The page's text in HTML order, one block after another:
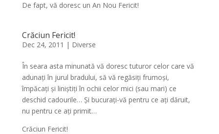
De fapt, vă doresc un An Nou Fericit!
Crăciun Fericit!
Dec 24, 2011 | Diverse
În seara asta minunată vă doresc tuturor celor care vă
adunați în jurul bradului, să vă regăsiți frumoși,
împăcați și liniștiți în ochii celor mici (sau mari) ce
deschid cadourile… Și bucurați-vă pentru ce ați dăruit,
nu pentru ce ați primit…
Crăciun Fericit!